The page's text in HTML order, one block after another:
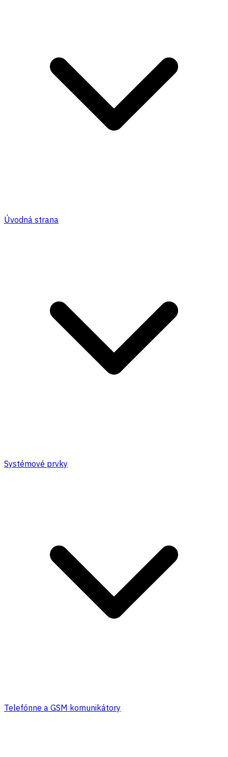
Úvodná strana
Systémové prvky
Telefónne a GSM komunikátory